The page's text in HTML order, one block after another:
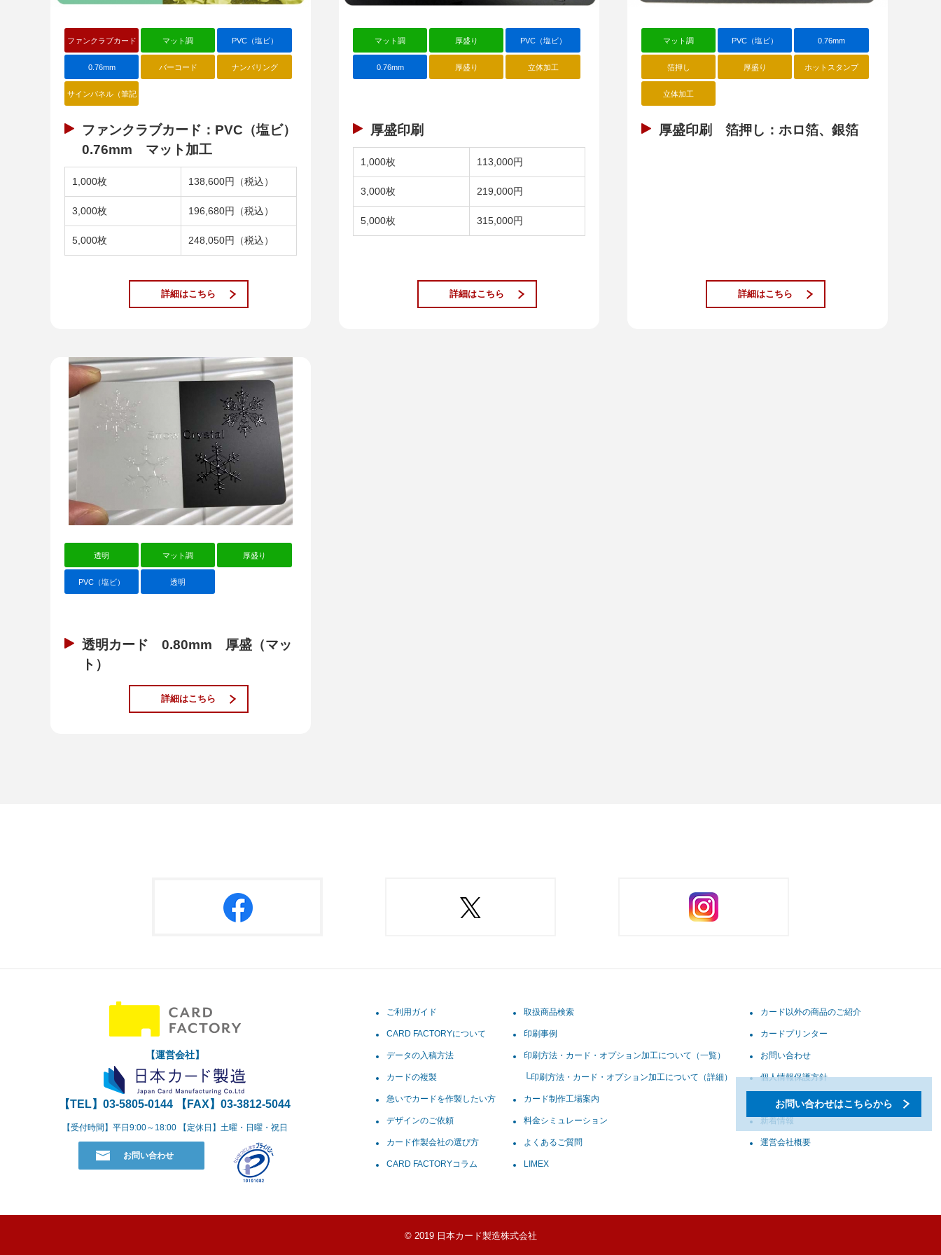
ファンクラブカード マット調 PVC（塩ビ）
0.76mm バーコード ナンバリング
サインパネル（筆記
ファンクラブカード：PVC（塩ビ）
0.76mm マット加工
1,000枚 138,600円（税込）
3,000枚 196,680円（税込）
5,000枚 248,050円（税込）
詳細はこちら
マット調 厚盛り PVC（塩ビ）
0.76mm 厚盛り 立体加工
厚盛印刷
1,000枚 113,000円
3,000枚 219,000円
5,000枚 315,000円
詳細はこちら
マット調 PVC（塩ビ） 0.76mm
箔押し 厚盛り ホットスタンプ
立体加工
厚盛印刷 箔押し：ホロ箔、銀箔
詳細はこちら
透明 マット調 厚盛り
PVC（塩ビ） 透明
透明カード 0.80mm 厚盛（マッ
ト）
詳細はこちら
【運営会社】
【TEL】 03-5805-0144 【FAX】03-3812-5044
【受付時間】平日9:00～18:00 【定休日】土曜・日曜・祝日
お問い合わせ
ご利用ガイド
CARD FACTORYについて
データの入稿方法
カードの複製
急いでカードを作製したい方
デザインのご依頼
カード作製会社の選び方
CARD FACTORYコラム
取扱商品検索
印刷事例
印刷方法・カード・オプション加工について（一覧）
印刷方法・カード・オプション加工について（詳細）
カード制作工場案内
料金シミュレーション
よくあるご質問
LIMEX
カード以外の商品のご紹介
カードプリンター
お問い合わせ
個人情報保護方針
個人情報の取り扱いについて
新着情報
運営会社概要
© 2019 日本カード製造株式会社
お問い合わせはこちらから